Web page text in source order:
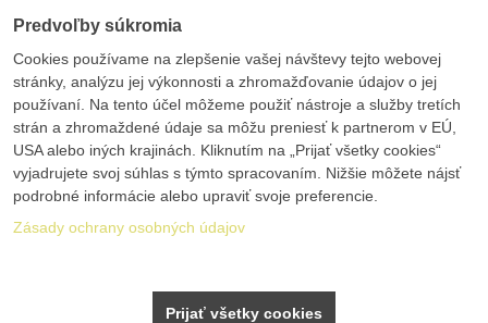
Predvoľby súkromia
Cookies používame na zlepšenie vašej návštevy tejto webovej
stránky, analýzu jej výkonnosti a zhromažďovanie údajov o jej
používaní. Na tento účel môžeme použiť nástroje a služby tretích
strán a zhromaždené údaje sa môžu preniesť k partnerom v EÚ,
USA alebo iných krajinách. Kliknutím na „Prijať všetky cookies“
vyjadrujete svoj súhlas s týmto spracovaním. Nižšie môžete nájsť
podrobné informácie alebo upraviť svoje preferencie.
Zásady ochrany osobných údajov
Prijať všetky cookies